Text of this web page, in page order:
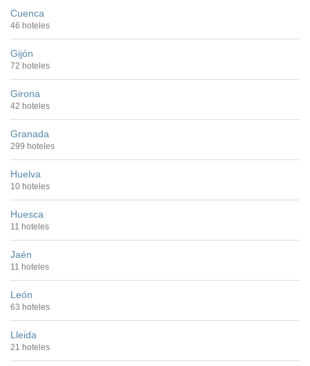
Cuenca
46 hoteles
Gijón
72 hoteles
Girona
42 hoteles
Granada
299 hoteles
Huelva
10 hoteles
Huesca
11 hoteles
Jaén
11 hoteles
León
63 hoteles
Lleida
21 hoteles